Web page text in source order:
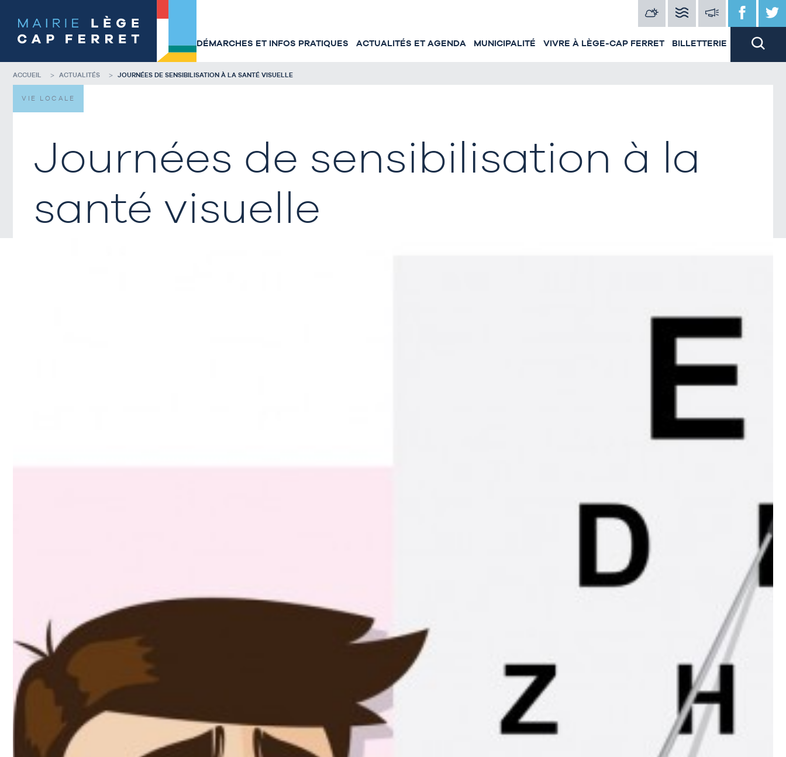
contenu
page
DÉMARCHES ET INFOS PRATIQUES ACTUALITÉS ET AGENDA MUNICIPALITÉ VIVRE À LÈGE-CAP FERRET BILLETTERIE
ACCUEIL ACTUALITÉS JOURNÉES DE SENSIBILISATION À LA SANTÉ VISUELLE
Journées de sensibilisation à la
santé visuelle
VIE LOCALE